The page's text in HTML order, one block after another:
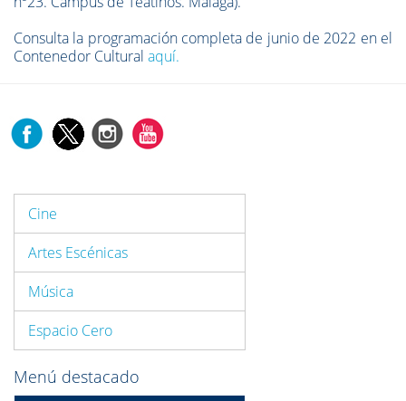
Consulta la programación completa de junio de 2022 en el
Contenedor Cultural aquí.
Cine
Artes Escénicas
Música
Espacio Cero
Menú destacado